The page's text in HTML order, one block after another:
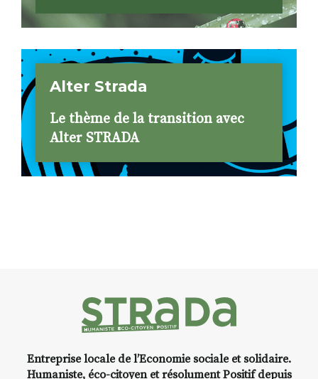
Alter Strada
Le thème de la transition avec
Alter STRADA
Entreprise locale de l’Economie sociale et solidaire.
Humaniste, éco-citoyen et résolument Positif depuis